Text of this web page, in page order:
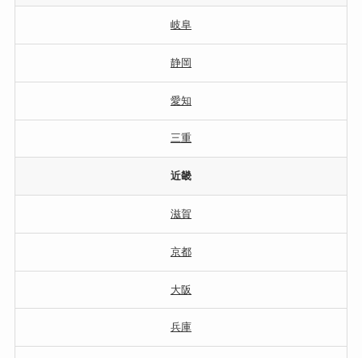
岐阜
静岡
愛知
三重
近畿
滋賀
京都
大阪
兵庫